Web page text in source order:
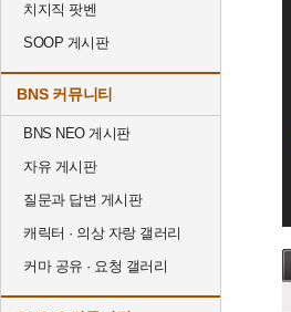
치지직 팟벤
SOOP 게시판
BNS 커뮤니티
BNS NEO 게시판
자유 게시판
질문과 답변 게시판
캐릭터 · 의상 자랑 갤러리
커마 공유 · 요청 갤러리